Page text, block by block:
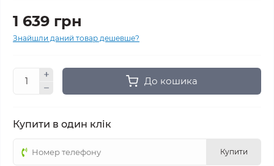
1 639 грн
Знайшли даний товар дешевше?
До кошика
Купити в один клік
Купити